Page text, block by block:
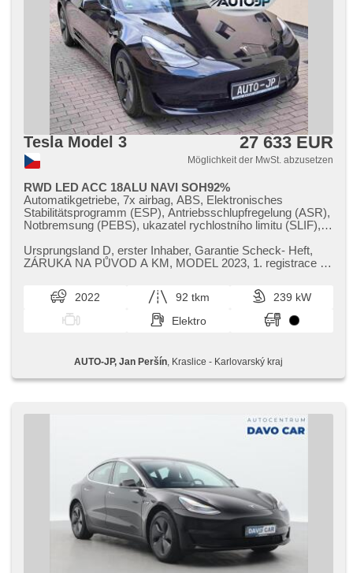
Tesla Model 3 27 633 EUR
Möglichkeit der MwSt. abzusetzen
RWD LED ACC 18ALU NAVI SOH92%
Automatikgetriebe, 7x airbag, ABS, Elektronisches
Stabilitätsprogramm (ESP), Antriebsschlupfregelung (ASR),
Notbremsung (PEBS), ukazatel rychlostního limitu (SLIF),
Servolenkung, 2-Zonen Klimaanlage, Klimaautomatik,
Standheizung, Standheizung mit Zeitvorwärmer, Adaptive
matrixové světlomety, LED denní svícení, automatické
přepínání dálkových světel, Alufelgen, Bordcomputer,
hlasové ovládání palubního počítače, dotykové ovládání
palubního počítače, digitální přístrojový štít, volba jízdního
monitorovací systém (AVM), Parkassistent, Fahrkamera,
automatikparken, bezklíčové odemykání, Lichtsensor,
Beifahrerairbagdeaktivierung, Android Auto, Apple CarPlay,
bezdrátová nabíječka mobilních telefonů, Bluetooth, El.
Deckel des Kofferraums, El. Seitenscheiben,
zrcátka, Wegfahrsperre, Ledersitze, Lederpolsterung,
beheizte Sitze, El. einstellbare Sitze, höheneinstellbare
Sitze, paměť nastavení sedadla řidiče, Reifendrucksensor,
Abnutzungssensor des Bremsbelages, Vorderlichter LED,
Heck LED Leuchte, Nebelscheinwerfer, USB, Autoradio,
digitální příjem rádia (DAB), Außenthermometer, beheizte
Spiegel, Teilbare Rücksitzbank, zadní loketní opěrka,
Getönte Scheiben, zatmavená zadní skla, zadní pohon,
digitální přístrojová deska, vyhřívaná zadní sedadla, tepelné
Ursprungsland D,​ erster Inhaber,​ Garantie Scheck​- Heft,​
ZÁRUKA NA PŮVOD A KM,​ MODEL 2023,​ 1. registrace ​-
2022 92 tkm
239 kW
Elektro
AUTO-JP, Jan Peršín , Kraslice - Karlovarský kraj